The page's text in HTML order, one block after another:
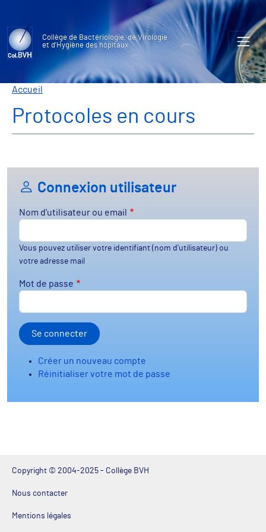
Collège de Bactériologie, de Virologie
et d'Hygiène des hôpitaux
Fil d'Ariane
Accueil
Protocoles en cours
Connexion utilisateur
Nom d'utilisateur ou email
Vous pouvez utiliser votre identifiant (nom d'utilisateur) ou
votre adresse mail
Mot de passe
Créer un nouveau compte
Réinitialiser votre mot de passe
Copyright © 2004-2025 - Collège BVH
Nous contacter
Mentions légales